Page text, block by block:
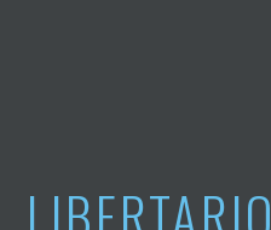
LIBERTARIO